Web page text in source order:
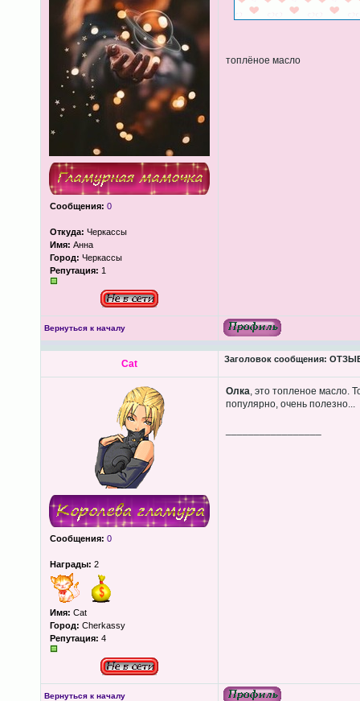
Сообщения: 0
Откуда: Черкассы
Имя: Анна
Город: Черкассы
Репутация: 1
топлёное масло
Вернуться к началу
Cat Заголовок сообщения:
Сообщения: 0
Награды: 2
Имя: Cat
Город: Cherkassy
Репутация: 4
Олка, это топленое масло.
популярно, очень полезно...
Вернуться к началу